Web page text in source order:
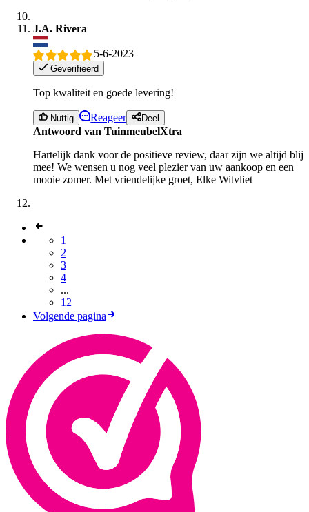
J.A. Rivera
5-6-2023
Geverifieerd
Top kwaliteit en goede levering!
Nuttig Reageer Deel
Antwoord van TuinmeubelXtra
Hartelijk dank voor de positieve review, daar zijn we altijd blij
mee! We wensen u nog veel plezier van uw aankoop en een
mooie zomer. Met vriendelijke groet, Elke Witvliet
1
2
3
4
...
12
Volgende pagina